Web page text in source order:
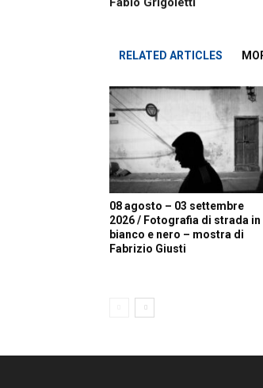
RELATED ARTICLES
08 agosto – 03 settembre
2026 / Fotografia di strada in
bianco e nero – mostra di
Fabrizio Giusti